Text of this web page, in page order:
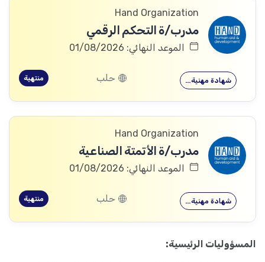
Hand Organization
مدرب/ة التحكم الرقمي
الموعد النهائي: 01/08/2026
شهادة مهنية… حلب منتهية
Hand Organization
مدرب/ة الأتمتة الصناعية
الموعد النهائي: 01/08/2026
شهادة مهنية… حلب منتهية
المسؤوليات الرئيسية: